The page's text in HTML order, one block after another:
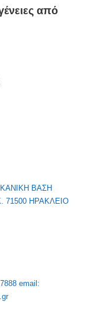
από
ΒΑΣΗ
ΗΡΑΚΛΕΙΟ
email: